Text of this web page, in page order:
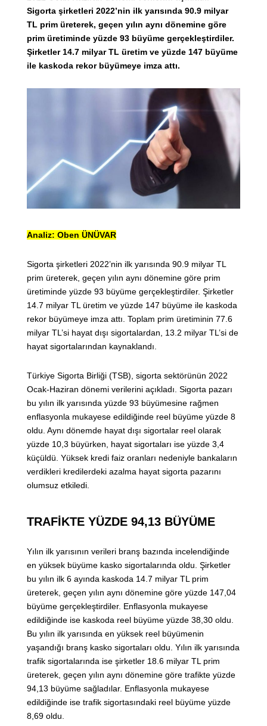
Sigorta şirketleri 2022’nin ilk yarısında 90.9 milyar
TL prim üreterek, geçen yılın aynı dönemine göre
prim üretiminde yüzde 93 büyüme gerçekleştirdiler.
Şirketler 14.7 milyar TL üretim ve yüzde 147 büyüme
ile kaskoda rekor büyümeye imza attı.
Analiz: Oben ÜNÜVAR
Sigorta şirketleri 2022’nin ilk yarısında 90.9 milyar TL
prim üreterek, geçen yılın aynı dönemine göre prim
üretiminde yüzde 93 büyüme gerçekleştirdiler. Şirketler
14.7 milyar TL üretim ve yüzde 147 büyüme ile kaskoda
rekor büyümeye imza attı. Toplam prim üretiminin 77.6
milyar TL’si hayat dışı sigortalardan, 13.2 milyar TL’si de
hayat sigortalarından kaynaklandı.
Türkiye Sigorta Birliği (TSB), sigorta sektörünün 2022
Ocak-Haziran dönemi verilerini açıkladı. Sigorta pazarı
bu yılın ilk yarısında yüzde 93 büyümesine rağmen
enflasyonla mukayese edildiğinde reel büyüme yüzde 8
oldu. Aynı dönemde hayat dışı sigortalar reel olarak
yüzde 10,3 büyürken, hayat sigortaları ise yüzde 3,4
küçüldü. Yüksek kredi faiz oranları nedeniyle bankaların
verdikleri kredilerdeki azalma hayat sigorta pazarını
olumsuz etkiledi.
TRAFİKTE YÜZDE 94,13 BÜYÜME
Yılın ilk yarısının verileri branş bazında incelendiğinde
en yüksek büyüme kasko sigortalarında oldu. Şirketler
bu yılın ilk 6 ayında kaskoda 14.7 milyar TL prim
üreterek, geçen yılın aynı dönemine göre yüzde 147,04
büyüme gerçekleştirdiler. Enflasyonla mukayese
edildiğinde ise kaskoda reel büyüme yüzde 38,30 oldu.
Bu yılın ilk yarısında en yüksek reel büyümenin
yaşandığı branş kasko sigortaları oldu. Yılın ilk yarısında
trafik sigortalarında ise şirketler 18.6 milyar TL prim
üreterek, geçen yılın aynı dönemine göre trafikte yüzde
94,13 büyüme sağladılar. Enflasyonla mukayese
edildiğinde ise trafik sigortasındaki reel büyüme yüzde
8,69 oldu.